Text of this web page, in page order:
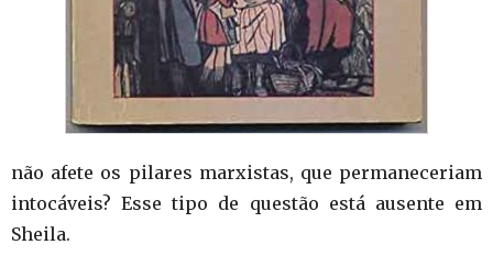
não afete os pilares marxistas, que permaneceriam
intocáveis? Esse tipo de questão está ausente em
Sheila.